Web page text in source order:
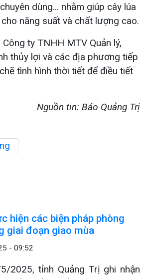
dùng... nhằm giúp cây lúa
năng suất và chất lượng cao.
ty TNHH MTV Quản lý,
thủy lợi và các địa phương tiếp
tình hình thời tiết để điều tiết
Nguồn tin: Báo Quảng Trị
hiện các biện pháp phòng
giai đoạn giao mùa
- 09:52
2025, tỉnh Quảng Trị ghi nhận